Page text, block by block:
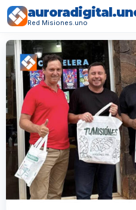
Red Misiones.uno